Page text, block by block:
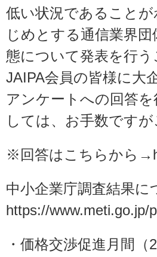
低い状況であること
じめとする通信業界
態について発表を行
JAIPA会員の皆様に大
アンケートへの回答
しては、お手数です
※回答はこちらから→
中小企業庁調査結果
https://www.meti.go.jp/
・価格交渉促進月間